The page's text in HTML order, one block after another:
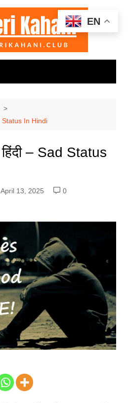
Status In Hindi
– Sad Status
April 13, 2025
0
EN